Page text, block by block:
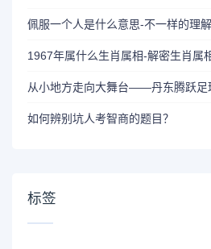
佩服一个人是什么意思-不一样的理解
1967年属什么生肖属相-解密生肖属
从小地方走向大舞台——丹东腾跃足
如何辨别坑人考智商的题目？
标签